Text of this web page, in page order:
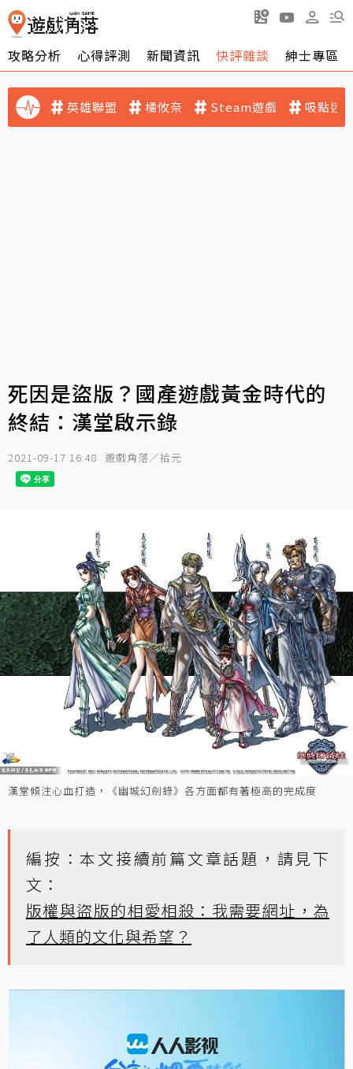
攻略分析 心得評測 新聞資訊 快評雜談 紳士專區
英雄聯盟 橘攸奈 Steam遊戲 吸點迷
死因是盜版？國產遊戲黃金時代的
終結：漢堂啟示錄
2021-09-17 16:48 遊戲角落／拾元
漢堂傾注心血打造，《幽城幻劍錄》各方面都有著極高的完成度
編按：本文接續前篇文章話題，請見下
文：
版權與盜版的相愛相殺：我需要網址，為
了人類的文化與希望？